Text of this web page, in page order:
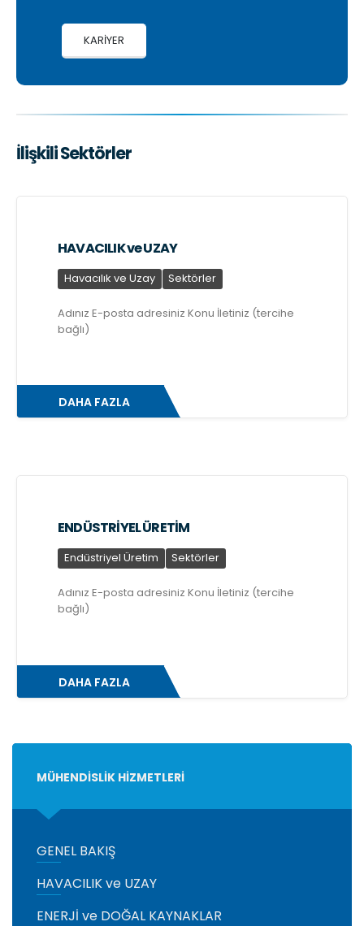
KARİYER
İlişkili Sektörler
HAVACILIK ve UZAY
Havacılık ve Uzay Sektörler
Adınız E-posta adresiniz Konu İletiniz (tercihe
bağlı)
DAHA FAZLA
ENDÜSTRİYEL ÜRETİM
Endüstriyel Üretim Sektörler
Adınız E-posta adresiniz Konu İletiniz (tercihe
bağlı)
DAHA FAZLA
MÜHENDİSLİK HİZMETLERİ
GENEL BAKIŞ
HAVACILIK ve UZAY
ENERJİ ve DOĞAL KAYNAKLAR